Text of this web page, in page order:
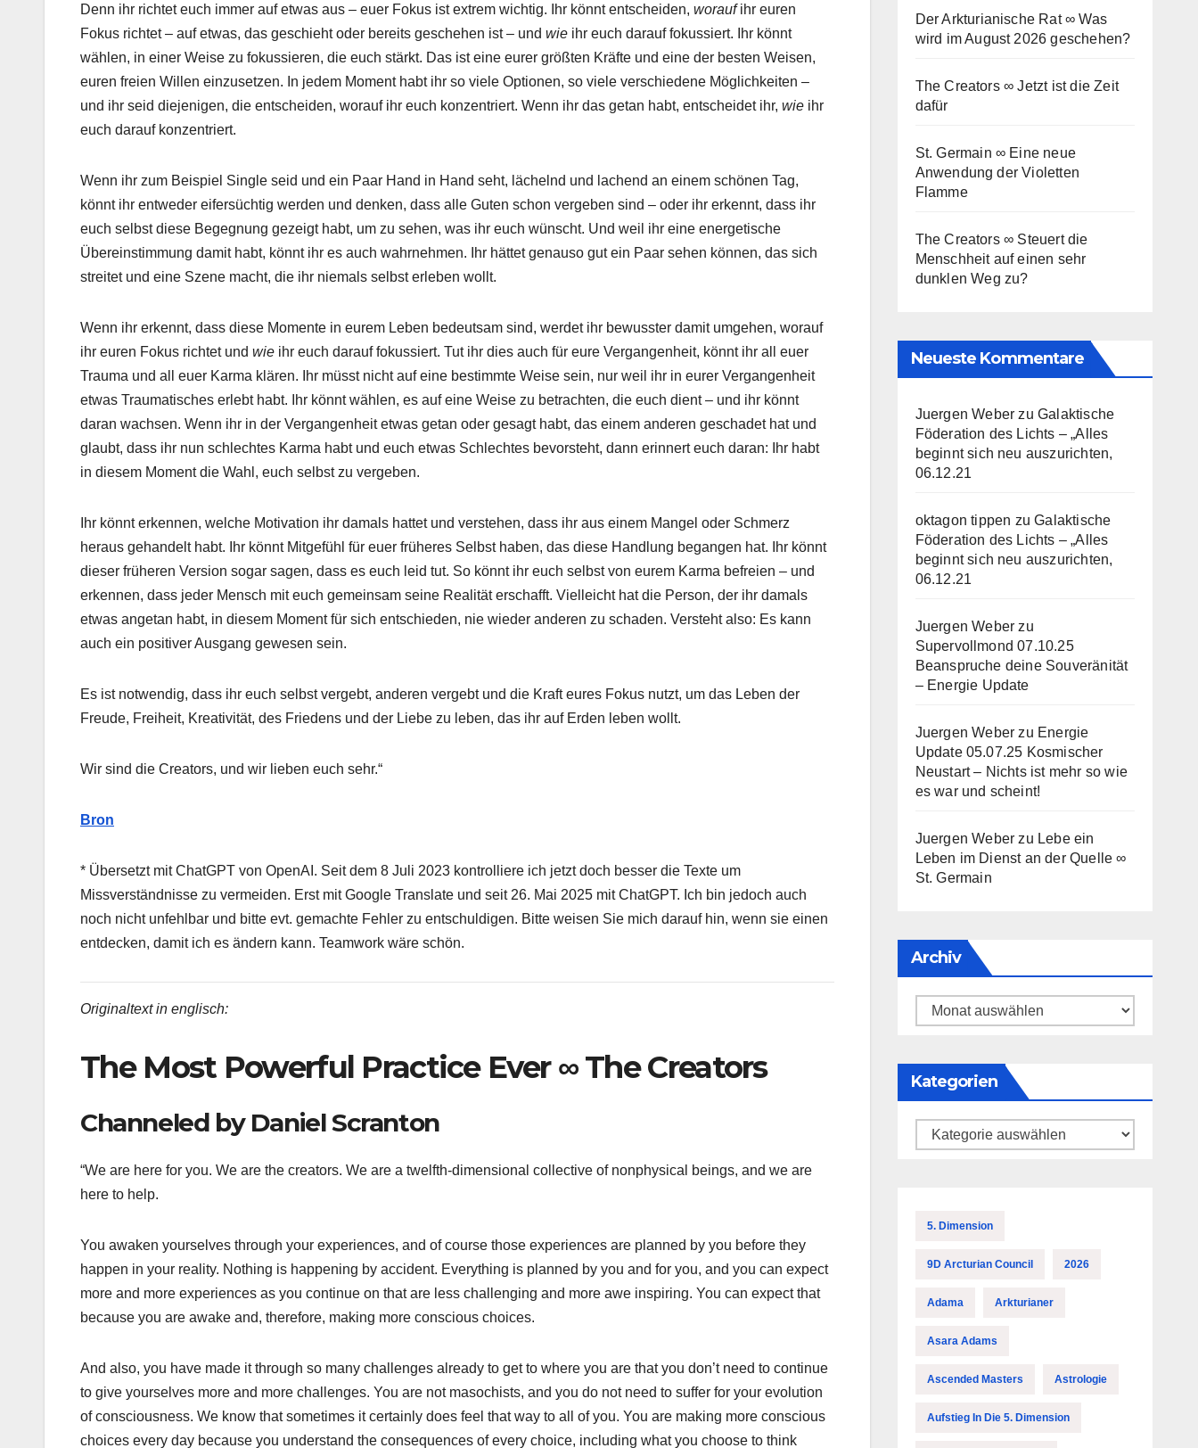
Denn ihr richtet euch immer auf etwas aus – euer Fokus ist extrem wichtig. Ihr könnt entscheiden, woraufihr euren
Fokus richtet – auf etwas, das geschieht oder bereits geschehen ist – und wie ihr euch darauf fokussiert. Ihr könnt
wählen, in einer Weise zu fokussieren, die euch stärkt. Das ist eine eurer größten Kräfte und eine der besten Weisen,
euren freien Willen einzusetzen. In jedem Moment habt ihr so viele Optionen, so viele verschiedene Möglichkeiten –
und ihr seid diejenigen, die entscheiden, worauf ihr euch konzentriert. Wenn ihr das getan habt, entscheidet ihr, wie ihr
euch darauf konzentriert.
Wenn ihr zum Beispiel Single seid und ein Paar Hand in Hand seht, lächelnd und lachend an einem schönen Tag,
könnt ihr entweder eifersüchtig werden und denken, dass alle Guten schon vergeben sind – oder ihr erkennt, dass ihr
euch selbst diese Begegnung gezeigt habt, um zu sehen, was ihr euch wünscht. Und weil ihr eine energetische
Übereinstimmung damit habt, könnt ihr es auch wahrnehmen. Ihr hättet genauso gut ein Paar sehen können, das sich
streitet und eine Szene macht, die ihr niemals selbst erleben wollt.
Wenn ihr erkennt, dass diese Momente in eurem Leben bedeutsam sind, werdet ihr bewusster damit umgehen, worauf
ihr euren Fokus richtet und wie ihr euch darauf fokussiert. Tut ihr dies auch für eure Vergangenheit, könnt ihr all euer
Trauma und all euer Karma klären. Ihr müsst nicht auf eine bestimmte Weise sein, nur weil ihr in eurer Vergangenheit
etwas Traumatisches erlebt habt. Ihr könnt wählen, es auf eine Weise zu betrachten, die euch dient – und ihr könnt
daran wachsen. Wenn ihr in der Vergangenheit etwas getan oder gesagt habt, das einem anderen geschadet hat und
glaubt, dass ihr nun schlechtes Karma habt und euch etwas Schlechtes bevorsteht, dann erinnert euch daran: Ihr habt
in diesem Moment die Wahl, euch selbst zu vergeben.
Ihr könnt erkennen, welche Motivation ihr damals hattet und verstehen, dass ihr aus einem Mangel oder Schmerz
heraus gehandelt habt. Ihr könnt Mitgefühl für euer früheres Selbst haben, das diese Handlung begangen hat. Ihr könnt
dieser früheren Version sogar sagen, dass es euch leid tut. So könnt ihr euch selbst von eurem Karma befreien – und
erkennen, dass jeder Mensch mit euch gemeinsam seine Realität erschafft. Vielleicht hat die Person, der ihr damals
etwas angetan habt, in diesem Moment für sich entschieden, nie wieder anderen zu schaden. Versteht also: Es kann
auch ein positiver Ausgang gewesen sein.
Es ist notwendig, dass ihr euch selbst vergebt, anderen vergebt und die Kraft eures Fokus nutzt, um das Leben der
Freude, Freiheit, Kreativität, des Friedens und der Liebe zu leben, das ihr auf Erden leben wollt.
Wir sind die Creators, und wir lieben euch sehr.“
Bron
* Übersetzt mit ChatGPT von OpenAI. Seit dem 8 Juli 2023 kontrolliere ich jetzt doch besser die Texte um
Missverständnisse zu vermeiden. Erst mit Google Translate und seit 26. Mai 2025 mit ChatGPT. Ich bin jedoch auch
noch nicht unfehlbar und bitte evt. gemachte Fehler zu entschuldigen. Bitte weisen Sie mich darauf hin, wenn sie einen
entdecken, damit ich es ändern kann. Teamwork wäre schön.
Originaltext in englisch:
The Most Powerful Practice Ever ∞ The Creators
Channeled by Daniel Scranton
“We are here for you. We are the creators. We are a twelfth-dimensional collective of nonphysical beings, and we are
here to help.
You awaken yourselves through your experiences, and of course those experiences are planned by you before they
happen in your reality. Nothing is happening by accident. Everything is planned by you and for you, and you can expect
more and more experiences as you continue on that are less challenging and more awe inspiring. You can expect that
because you are awake and, therefore, making more conscious choices.
And also, you have made it through so many challenges already to get to where you are that you don’t need to continue
to give yourselves more and more challenges. You are not masochists, and you do not need to suffer for your evolution
of consciousness. We know that sometimes it certainly does feel that way to all of you. You are making more conscious
choices every day because you understand the consequences of every choice, including what you choose to think
Der Arkturianische Rat ∞ Was
wird im August 2026 geschehen?
The Creators ∞ Jetzt ist die Zeit
dafür
St. Germain ∞ Eine neue
Anwendung der Violetten
Flamme
The Creators ∞ Steuert die
Menschheit auf einen sehr
dunklen Weg zu?
Neueste Kommentare
Juergen Weber zu Galaktische
Föderation des Lichts – „Alles
beginnt sich neu auszurichten,
06.12.21
oktagon tippen zuGalaktische
Föderation des Lichts – „Alles
beginnt sich neu auszurichten,
06.12.21
Juergen Weber zu
Supervollmond 07.10.25
Beanspruche deine Souveränität
– Energie Update
Juergen Weber zu Energie
Update 05.07.25 Kosmischer
Neustart – Nichts ist mehr so wie
es war und scheint!
Juergen Weber zu Lebe ein
Leben im Dienst an der Quelle ∞
St. Germain
Archiv
Archiv
Kategorien
Kategorien
5. Dimension
9D Arcturian Council 2026
Adama Arkturianer
Asara Adams
Ascended Masters Astrologie
Aufstieg In Die 5. Dimension